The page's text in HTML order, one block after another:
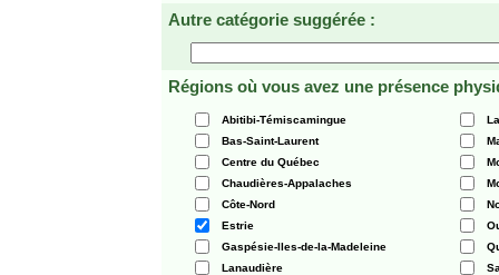
Autre catégorie suggérée :
Régions où vous avez une présence
Abitibi-Témiscamingue
Bas-Saint-Laurent
Centre du Québec
Chaudières-Appalaches
Côte-Nord
Estrie
Gaspésie-Iles-de-la-Madeleine
Lanaudière